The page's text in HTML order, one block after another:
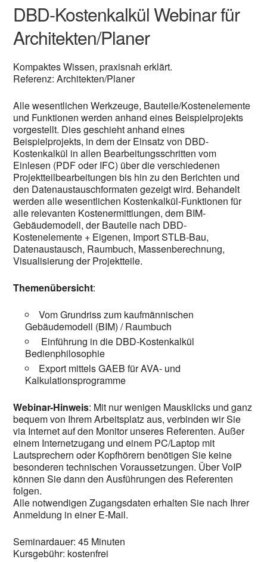
DBD-Kostenkalkül Webinar für
Architekten/Planer
Kompaktes Wissen, praxisnah erklärt.
Referenz: Architekten/Planer
Alle wesentlichen Werkzeuge, Bauteile/Kostenelemente
und Funktionen werden anhand eines Beispielprojekts
vorgestellt. Dies geschieht anhand eines
Beispielprojekts, in dem der Einsatz von DBD-
Kostenkalkül in allen Bearbeitungsschritten vom
Einlesen (PDF oder IFC) über die verschiedenen
Projektteilbearbeitungen bis hin zu den Berichten und
den Datenaustauschformaten gezeigt wird. Behandelt
werden alle wesentlichen Kostenkalkül-Funktionen für
alle relevanten Kostenermittlungen, dem BIM-
Gebäudemodell, der Bauteile nach DBD-
Kostenelemente + Eigenen, Import STLB-Bau,
Datenaustausch, Raumbuch, Massenberechnung,
Visualisierung der Projektteile.
Themenübersicht:
Vom Grundriss zum kaufmännischen
Gebäudemodell (BIM) / Raumbuch
Einführung in die DBD-Kostenkalkül
Bedienphilosophie
Export mittels GAEB für AVA- und
Kalkulationsprogramme
Webinar-Hinweis: Mit nur wenigen Mausklicks und ganz
bequem von Ihrem Arbeitsplatz aus, verbinden wir Sie
via Internet auf den Monitor unseres Referenten. Außer
einem Internetzugang und einem PC/Laptop mit
Lautsprechern oder Kopfhörern benötigen Sie keine
besonderen technischen Voraussetzungen. Über VoIP
können Sie dann den Ausführungen des Referenten
folgen.
Alle notwendigen Zugangsdaten erhalten Sie nach Ihrer
Anmeldung in einer E-Mail.
Seminardauer: 45 Minuten
Kursgebühr: kostenfrei